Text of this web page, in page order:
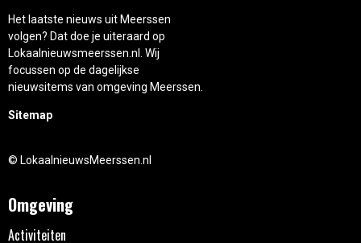
Het laatste nieuws uit Meerssen
volgen? Dat doe je uiteraard op
Lokaalnieuwsmeerssen.nl. Wij
focussen op de dagelijkse
nieuwsitems van omgeving Meerssen.
Sitemap
© LokaalnieuwsMeerssen.nl
Omgeving
Activiteiten